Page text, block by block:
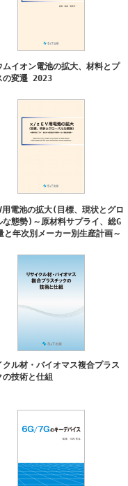
ス複合プラスチックの技術
』発刊
空成形の量産実施に向けて
の具体的な手段の解説』発刊
拡大と正極材のコスト&サプラ
ニクスの課題と評価技術』
材料・日本とアジアのバリア
展望』発刊
池と原材料・部材のサプライ
説』発刊
と物性制御』発刊
・レトルトパウチの市場実
』発刊
と最適化技術』発刊
と最先端』発刊
･評価と応用技術』発刊
ムイオン電池の拡大、材料とプ
の変遷 2023
電池の拡大(目標、現状とグロ
な態勢)～原材料サプライ、総G
と年次別メーカー別生産計画～
クル材・バイオマス複合プラス
の技術と仕組